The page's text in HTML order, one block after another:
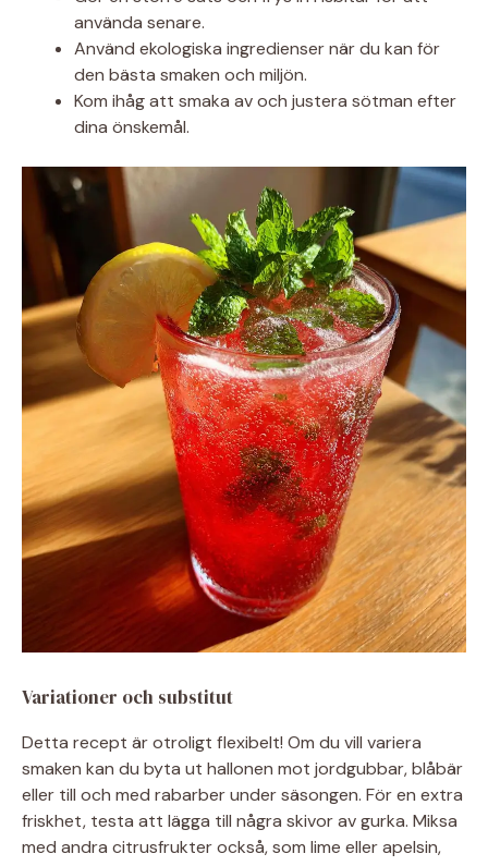
använda senare.
Använd ekologiska ingredienser när du kan för
den bästa smaken och miljön.
Kom ihåg att smaka av och justera sötman efter
dina önskemål.
Variationer och substitut
Detta recept är otroligt flexibelt! Om du vill variera
smaken kan du byta ut hallonen mot jordgubbar, blåbär
eller till och med rabarber under säsongen. För en extra
friskhet, testa att lägga till några skivor av gurka. Miksa
med andra citrusfrukter också, som lime eller apelsin,